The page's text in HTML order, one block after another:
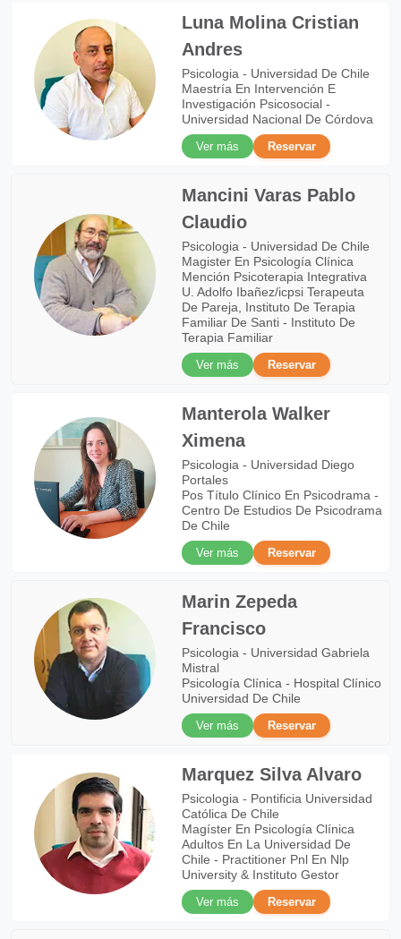
Luna Molina Cristian
Andres
Psicologia - Universidad De Chile
Maestría En Intervención E
Investigación Psicosocial -
Universidad Nacional De Córdova
Ver más
Reservar
Mancini Varas Pablo
Claudio
Psicologia - Universidad De Chile
Magister En Psicología Clínica
Mención Psicoterapia Integrativa
U. Adolfo Ibañez/icpsi Terapeuta
De Pareja, Instituto De Terapia
Familiar De Santi - Instituto De
Terapia Familiar
Ver más
Reservar
Manterola Walker
Ximena
Psicologia - Universidad Diego
Portales
Pos Título Clínico En Psicodrama -
Centro De Estudios De Psicodrama
De Chile
Ver más
Reservar
Marin Zepeda
Francisco
Psicologia - Universidad Gabriela
Mistral
Psicología Clínica - Hospital Clínico
Universidad De Chile
Ver más
Reservar
Marquez Silva Alvaro
Psicologia - Pontificia Universidad
Católica De Chile
Magíster En Psicología Clínica
Adultos En La Universidad De
Chile - Practitioner Pnl En Nlp
University & Instituto Gestor
Ver más
Reservar